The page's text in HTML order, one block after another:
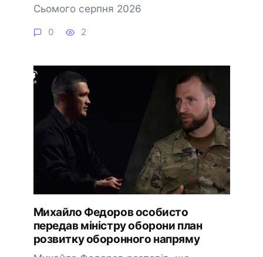
Сьомого серпня 2026
0 2
Михайло Федоров особисто
передав міністру оборони план
розвитку оборонного напряму